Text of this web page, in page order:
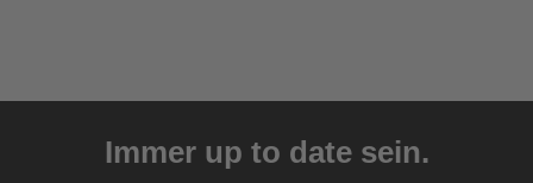
9 FarbvariantenImmer up to date sein.